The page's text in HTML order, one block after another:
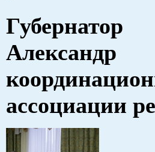
Александр
ассоциации